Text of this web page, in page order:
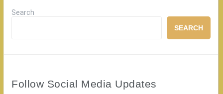
Search
SEARCH
Follow Social Media Updates